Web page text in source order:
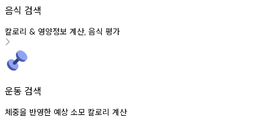
음식 검색
칼로리 & 영양정보 계산, 음식 평가
운동 검색
체중을 반영한 예상 소모 칼로리 계산